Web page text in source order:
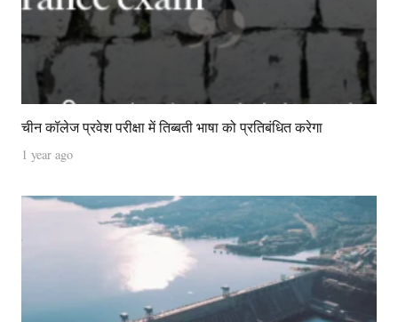
चीन कॉलेज प्रवेश परीक्षा में तिब्बती भाषा को प्रतिबंधित करेगा
1 year ago